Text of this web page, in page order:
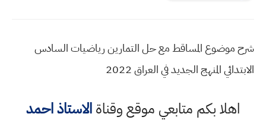
شرح موضوع المساقط مع حل التمارين رياضيات السادس
الابتدائي المنهج الجديد في العراق 2022
اهلا بكم متابعي موقع وقناةالاستاذ احمد